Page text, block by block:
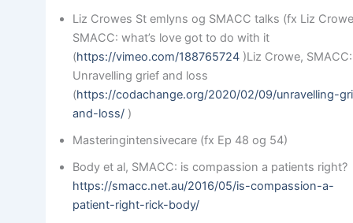
Liz Crowes St emlyns og SMACC talks (fx Liz
SMACC: what’s love got to do with it
(https://vimeo.com/188765724 )Liz Crowe, SMACC:
Unravelling grief and loss
(https://codachange.org/2020/02/09/unravelling-
and-loss/ )
Masteringintensivecare (fx Ep 48 og 54)
Body et al, SMACC: is compassion a patients right?
https://smacc.net.au/2016/05/is-compassion-a-
patient-right-rick-body/